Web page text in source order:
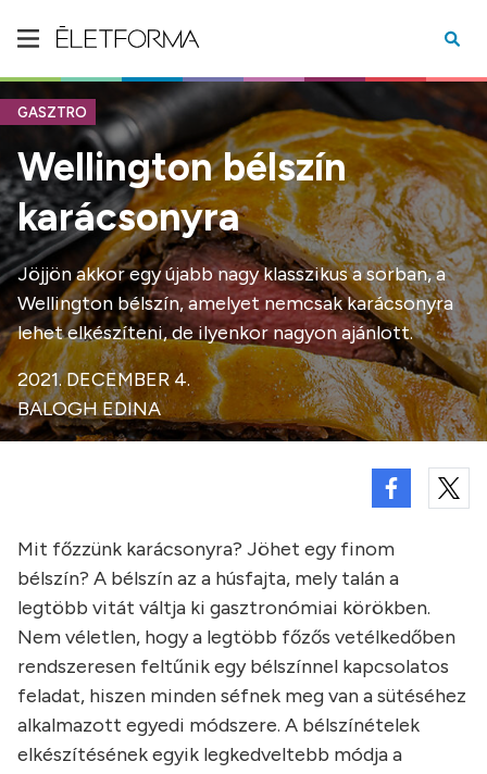
GASZTRO
Wellington bélszín
karácsonyra
Jöjjön akkor egy újabb nagy klasszikus a sorban, a
Wellington bélszín, amelyet nemcsak karácsonyra
lehet elkészíteni, de ilyenkor nagyon ajánlott.
2021. DECEMBER 4.
BALOGH EDINA
Mit főzzünk karácsonyra? Jöhet egy finom
bélszín? A bélszín az a húsfajta, mely talán a
legtöbb vitát váltja ki gasztronómiai körökben.
Nem véletlen, hogy a legtöbb főzős vetélkedőben
rendszeresen feltűnik egy bélszínnel kapcsolatos
feladat, hiszen minden séfnek meg van a sütéséhez
alkalmazott egyedi módszere. A bélszínételek
elkészítésének egyik legkedveltebb módja a